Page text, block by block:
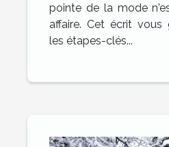
pointe de la mode
affaire. Cet écrit vous
les étapes-clés...